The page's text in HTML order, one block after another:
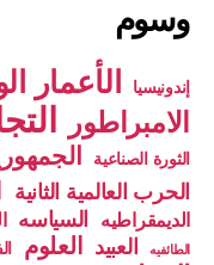
وسوم
إندونيسيا الأعمار
الامبراطور
الثورة الصناعية
الحرب العالمية الثانية
الديمقراطيه السياسه
الطائفيه العبيد العلوم